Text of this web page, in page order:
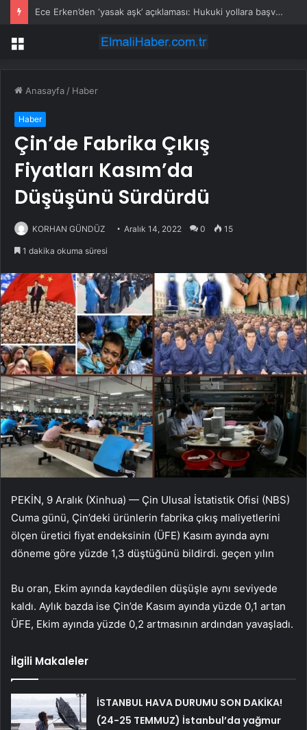
Ece Erken’den ‘yasak aşk’ açıklaması: Hukuki yollara başvuruyor
Menü
Anasayfa / Haber
Haber
Çin’de Fabrika Çıkış
Fiyatları Kasım’da
Düşüşünü Sürdürdü
KORHAN GÜNDÜZ Aralık 14, 2022 0 15
1 dakika okuma süresi
PEKİN, 9 Aralık (Xinhua) — Çin Ulusal İstatistik Ofisi (NBS)
Cuma günü, Çin’deki ürünlerin fabrika çıkış maliyetlerini
ölçen üretici fiyat endeksinin (ÜFE) Kasım ayında aynı
döneme göre yüzde 1,3 düştüğünü bildirdi. geçen yılın
Bu oran, Ekim ayında kaydedilen düşüşle aynı seviyede
kaldı. Aylık bazda ise Çin’de Kasım ayında yüzde 0,1 artan
ÜFE, Ekim ayında yüzde 0,2 artmasının ardından yavaşladı.
İlgili Makaleler
İSTANBUL HAVA DURUMU SON DAKİKA!
(24-25 TEMMUZ) İstanbul’da yağmur